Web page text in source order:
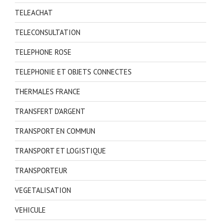
TELEACHAT
TELECONSULTATION
TELEPHONE ROSE
TELEPHONIE ET OBJETS CONNECTES
THERMALES FRANCE
TRANSFERT D'ARGENT
TRANSPORT EN COMMUN
TRANSPORT ET LOGISTIQUE
TRANSPORTEUR
VEGETALISATION
VEHICULE